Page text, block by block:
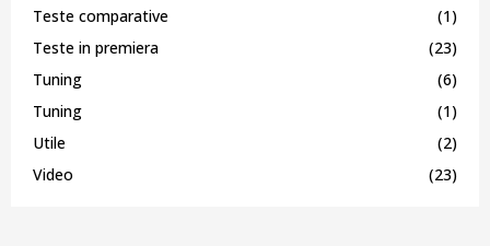
Teste comparative
(1)
Teste in premiera
(23)
Tuning
(6)
Tuning
(1)
Utile
(2)
Video
(23)